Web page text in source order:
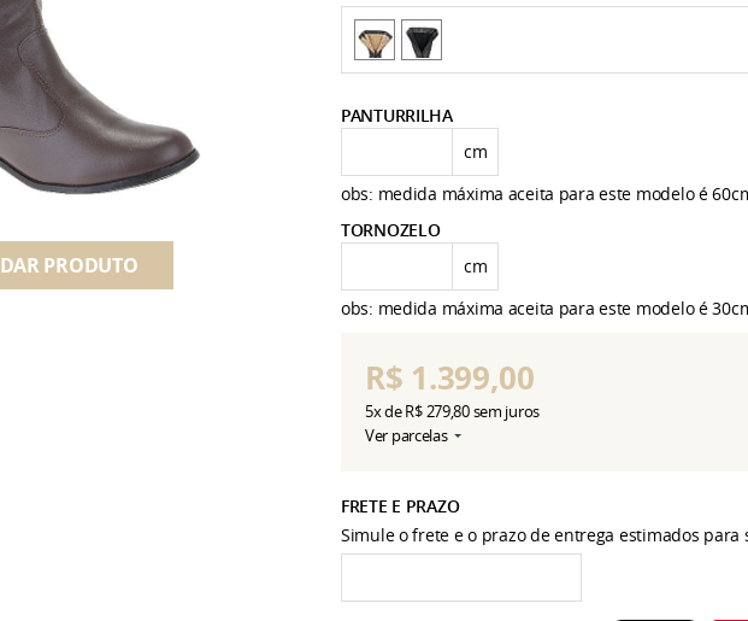
PRODUTO
PANTURRILHA
cm
obs: medida máxima aceita para este modelo é
TORNOZELO
cm
obs: medida máxima aceita para este modelo é
R$ 1.399,00
5xdeR$ 279,80sem juros
Ver parcelas
FRETE E PRAZO
Simule o frete e o prazo de entrega estimados para